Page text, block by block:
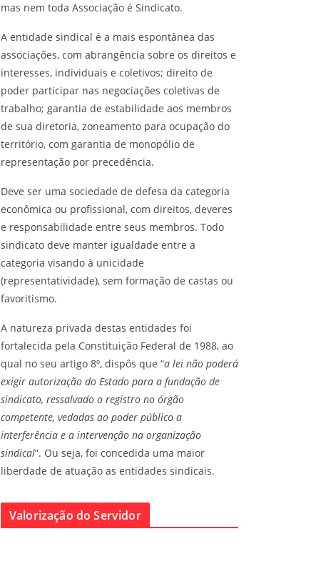
mas nem toda Associação é Sindicato.
A entidade sindical é a mais espontânea das
associações, com abrangência sobre os direitos e
interesses, individuais e coletivos; direito de
poder participar nas negociações coletivas de
trabalho; garantia de estabilidade aos membros
de sua diretoria, zoneamento para ocupação do
território, com garantia de monopólio de
representação por precedência.
Deve ser uma sociedade de defesa da categoria
econômica ou profissional, com direitos, deveres
e responsabilidade entre seus membros. Todo
sindicato deve manter igualdade entre a
categoria visando à unicidade
(representatividade), sem formação de castas ou
favoritismo.
A natureza privada destas entidades foi
fortalecida pela Constituição Federal de 1988, ao
qual no seu artigo 8º, dispôs que “a lei não poderá
exigir autorização do Estado para a fundação de
sindicato, ressalvado o registro no órgão
competente, vedadas ao poder público a
interferência e a intervenção na organização
sindical”. Ou seja, foi concedida uma maior
liberdade de atuação as entidades sindicais.
Valorização do Servidor